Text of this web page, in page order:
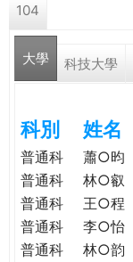
際．
格。
e
h
r
e
104
大學 科技大學
科別 姓名
普通科 蕭○昀
普通科
林○叡
普通科
王○程
普通科
李○怡
普通科
林○韵